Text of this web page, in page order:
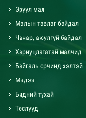
Эрүүл мал
Малын тавлаг байдал
Чанар, аюулгүй байдал
Хариуцлагатай малчид
Байгаль орчинд ээлтэй
Мэдээ
Бидний тухай
Төслүүд